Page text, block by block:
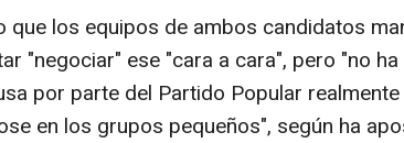
que los equipos de ambos candidatos
"negociar" ese "cara a cara", pero "no
por parte del Partido Popular realmente
en los grupos pequeños", según ha